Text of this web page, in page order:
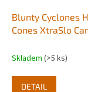
Blunty Cyclones
Cones XtraSlo
Skladem (>5 ks)
DETAIL